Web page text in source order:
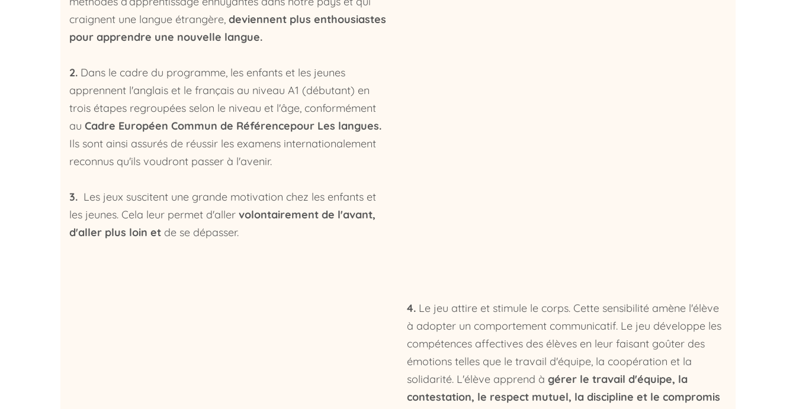
craignent une langue étrangère, deviennent plus enthousiastes
pour apprendre une nouvelle langue.
2. Dans le cadre du programme, les enfants et les jeunes
apprennent l'anglais et le français au niveau A1 (débutant) en
trois étapes regroupées selon le niveau et l'âge, conformément
au Cadre Européen Commun de Référencepour Les langues.
Ils sont ainsi assurés de réussir les examens internationalement
reconnus qu'ils voudront passer à l'avenir.
3. Les jeux suscitent une grande motivation chez les enfants et
les jeunes. Cela leur permet d'aller volontairement de l'avant,
d'aller plus loin et de se dépasser.
4. Le jeu attire et stimule le corps. Cette sensibilité amène l'élève
à adopter un comportement communicatif. Le jeu développe les
compétences affectives des élèves en leur faisant goûter des
émotions telles que le travail d'équipe, la coopération et la
solidarité. L'élève apprend à gérer le travail d'équipe, la
contestation, le respect mutuel, la discipline et le compromis